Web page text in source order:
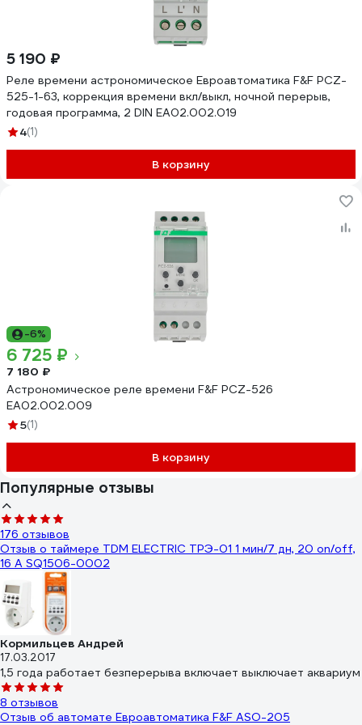
5 190 ₽
Реле времени астрономическое Евроавтоматика F&F PCZ-
525-1-63, коррекция времени вкл/выкл, ночной перерыв,
годовая программа, 2 DIN EA02.002.019
4(1)
В корзину
-6%
6 725 ₽
7 180 ₽
Астрономическое реле времени F&F PCZ-526
EA02.002.009
5(1)
В корзину
Популярные отзывы
176 отзывов
Отзыв о таймере TDM ELECTRIC ТРЭ-01 1 мин/7 дн, 20 on/off,
16 А SQ1506-0002
Кормильцев Андрей
17.03.2017
1,5 года работает безперерыва включает выключает аквариум
8 отзывов
Отзыв об автомате Евроавтоматика F&F ASO-205